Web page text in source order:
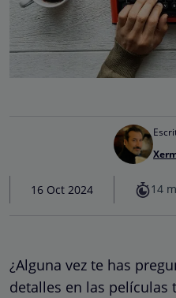
16 Oct 2024 14
¿Alguna vez te has
detalles en las películas